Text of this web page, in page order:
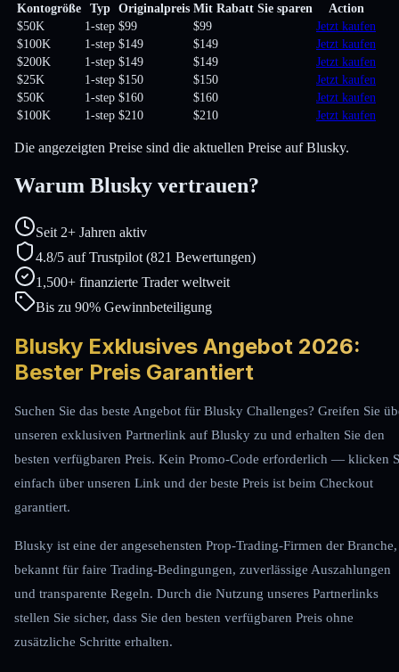
Kontogröße Typ Originalpreis Mit Rabatt Sie sparen
Action
$50K
1-step $99 $99
Jetzt kaufen
$100K
1-step $149 $149
Jetzt kaufen
$200K
1-step $149 $149
Jetzt kaufen
$25K
1-step $150 $150
Jetzt kaufen
$50K
1-step $160 $160
Jetzt kaufen
$100K
1-step $210 $210 Jetzt kaufen
Die angezeigten Preise sind die aktuellen Preise auf Blusky.
Warum Blusky vertrauen?
Seit 2+ Jahren aktiv
4.8/5 auf Trustpilot (821 Bewertungen)
1,500+ finanzierte Trader weltweit
Bis zu 90% Gewinnbeteiligung
Blusky Exklusives Angebot 2026:
Bester Preis Garantiert
Suchen Sie das beste Angebot für Blusky Challenges? Greifen Sie
unseren exklusiven Partnerlink auf Blusky zu und erhalten Sie den
besten verfügbaren Preis. Kein Promo-Code erforderlich — klicken
einfach über unseren Link und der beste Preis ist beim Checkout
garantiert.
Blusky ist eine der angesehensten Prop-Trading-Firmen der Branche,
bekannt für faire Trading-Bedingungen, zuverlässige Auszahlungen
und transparente Regeln. Durch die Nutzung unseres Partnerlinks
stellen Sie sicher, dass Sie den besten verfügbaren Preis ohne
zusätzliche Schritte erhalten.